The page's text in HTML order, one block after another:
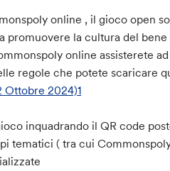
online , il gioco open
promuovere la cultura del
online assisterete
regole che potete scaricare
Ottobre 2024)1
inquadrando il QR code
tematici ( tra cui